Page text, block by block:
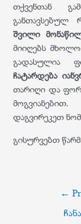
თქვენთან
განთავსებულ
შვილი
მიიღებს
გადასულია
ჩატარდება
თარიღი და
დაგვირეკეთ
გისურვებთ
←